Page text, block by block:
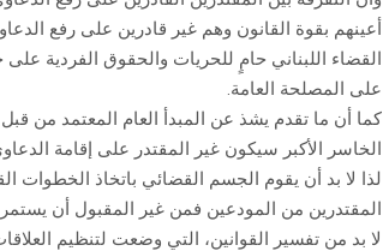
أعينهم بقوة القانون وهم غير قادرين على رفع
القضاء اللبناني حامٍ للحريات والحقوق الفردية
على المصلحة العامة.
كما أن ما تقدم يشذ عن المبدأ العام المعتمد من
الخاسر الأكبر سيكون غير المقتدر على إقامة
لذا لا بد أن يقوم الجسم القضائي باتخاذ الخطوات
المقتدرين من المودعين فمن غير المقبول أن
لا بد من تفسير القوانين، التي وضعت لتنظيم